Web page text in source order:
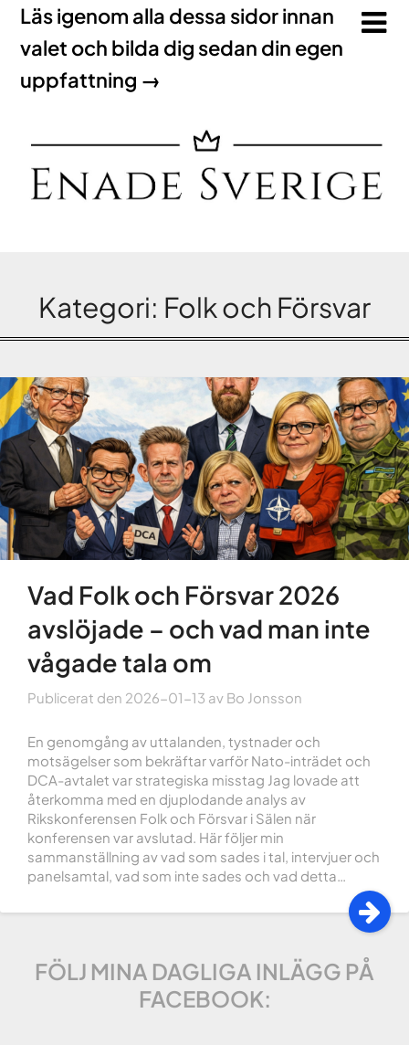
Läs igenom alla dessa sidor innan
valet och bilda dig sedan din egen
uppfattning →
Kategori: Folk och Försvar
Vad Folk och Försvar 2026
avslöjade – och vad man inte
vågade tala om
Publicerat den 2026-01-13 av Bo Jonsson
En genomgång av uttalanden, tystnader och
motsägelser som bekräftar varför Nato-inträdet och
DCA-avtalet var strategiska misstag Jag lovade att
återkomma med en djuplodande analys av
Rikskonferensen Folk och Försvar i Sälen när
konferensen var avslutad. Här följer min
sammanställning av vad som sades i tal, intervjuer och
panelsamtal, vad som inte sades och vad detta…
FÖLJ MINA DAGLIGA INLÄGG PÅ
FACEBOOK: